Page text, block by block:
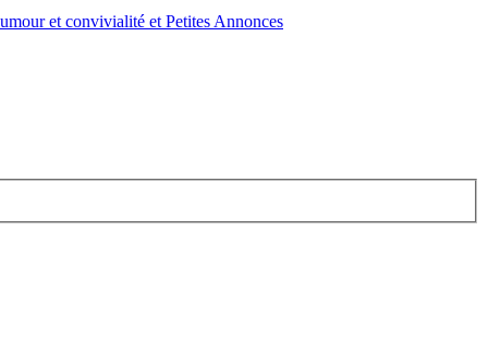
et convivialité et Petites Annonces